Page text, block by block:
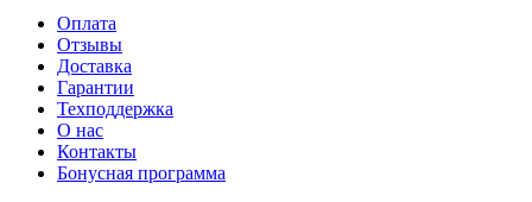
Оплата
Отзывы
Доставка
Гарантии
Техподдержка
О нас
Контакты
Бонусная программа